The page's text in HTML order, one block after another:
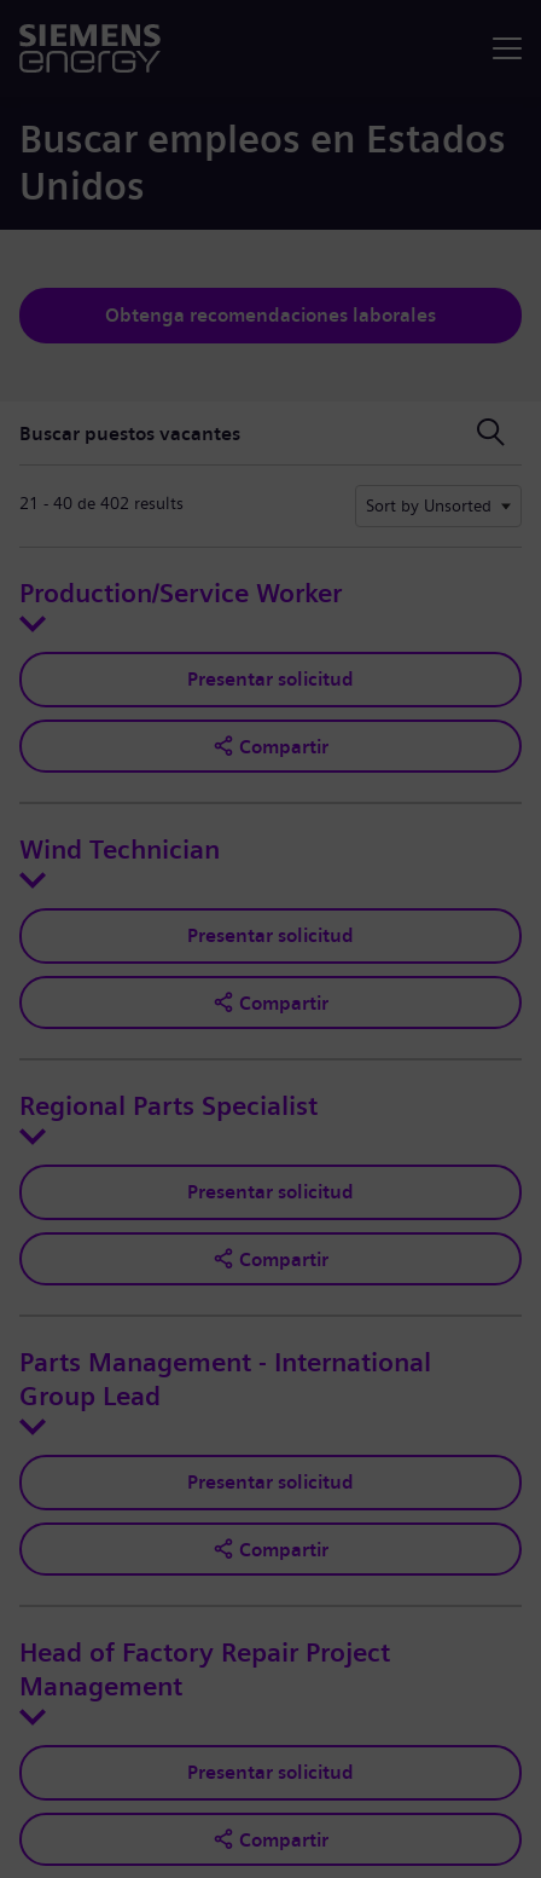
Buscar empleos en Estados
Unidos
Obtenga recomendaciones laborales
Buscar puestos vacantes
21 - 40 de 402 results Sort by Unsorted
Production/Service Worker
Presentar solicitud
Compartir
Wind Technician
Presentar solicitud
Compartir
Regional Parts Specialist
Presentar solicitud
Compartir
Parts Management - International
Group Lead
Presentar solicitud
Compartir
Head of Factory Repair Project
Management
Presentar solicitud
Compartir